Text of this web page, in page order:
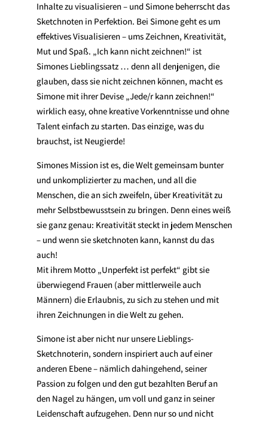
Inhalte zu visualisieren – und Simone beherrscht das
Sketchnoten in Perfektion. Bei Simone geht es um
effektives Visualisieren – ums Zeichnen, Kreativität,
Mut und Spaß. „Ich kann nicht zeichnen!“ ist
Simones Lieblingssatz … denn all denjenigen, die
glauben, dass sie nicht zeichnen können, macht es
Simone mit ihrer Devise „Jede/r kann zeichnen!“
wirklich easy, ohne kreative Vorkenntnisse und ohne
Talent einfach zu starten. Das einzige, was du
brauchst, ist Neugierde!
Simones Mission ist es, die Welt gemeinsam bunter
und unkomplizierter zu machen, und all die
Menschen, die an sich zweifeln, über Kreativität zu
mehr Selbstbewusstsein zu bringen. Denn eines weiß
sie ganz genau: Kreativität steckt in jedem Menschen
– und wenn sie sketchnoten kann, kannst du das
auch!
Mit ihrem Motto „Unperfekt ist perfekt“ gibt sie
überwiegend Frauen (aber mittlerweile auch
Männern) die Erlaubnis, zu sich zu stehen und mit
ihren Zeichnungen in die Welt zu gehen.
Simone ist aber nicht nur unsere Lieblings-
Sketchnoterin, sondern inspiriert auch auf einer
anderen Ebene – nämlich dahingehend, seiner
Passion zu folgen und den gut bezahlten Beruf an
den Nagel zu hängen, um voll und ganz in seiner
Leidenschaft aufzugehen. Denn nur so und nicht